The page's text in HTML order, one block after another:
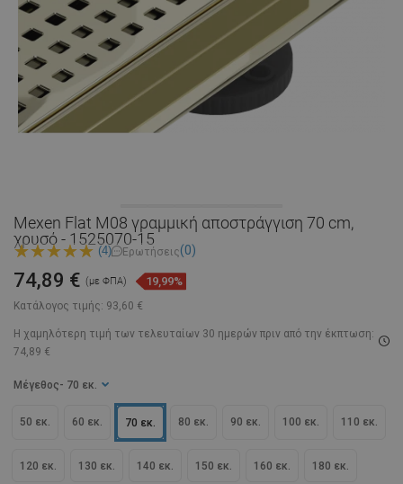
Mexen Flat M08 γραμμική αποστράγγιση 70 cm,
χρυσό - 1525070-15
(4) Ερωτήσεις(0)
Κατάλογος τιμής: 93,60 €
74,89 € (με ΦΠΑ) 19,99%
Η χαμηλότερη τιμή των τελευταίων 30 ημερών πριν από την έκπτωση:
74,89 €
Μέγεθος - 70 εκ.
50 εκ. 60 εκ. 70 εκ. 80 εκ. 90 εκ. 100 εκ. 110 εκ.
120 εκ. 130 εκ. 140 εκ. 150 εκ. 160 εκ. 180 εκ.